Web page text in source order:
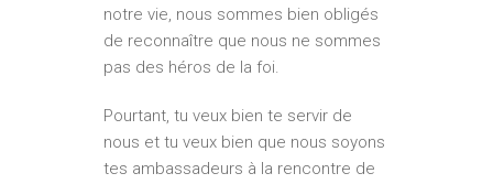
notre vie, nous sommes bien obligés
de reconnaître que nous ne sommes
pas des héros de la foi.
Pourtant, tu veux bien te servir de
nous et tu veux bien que nous soyons
tes ambassadeurs à la rencontre de